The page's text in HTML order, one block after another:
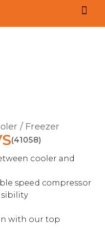
/ Freezer
(41058)
cooler and
speed compressor
with our top